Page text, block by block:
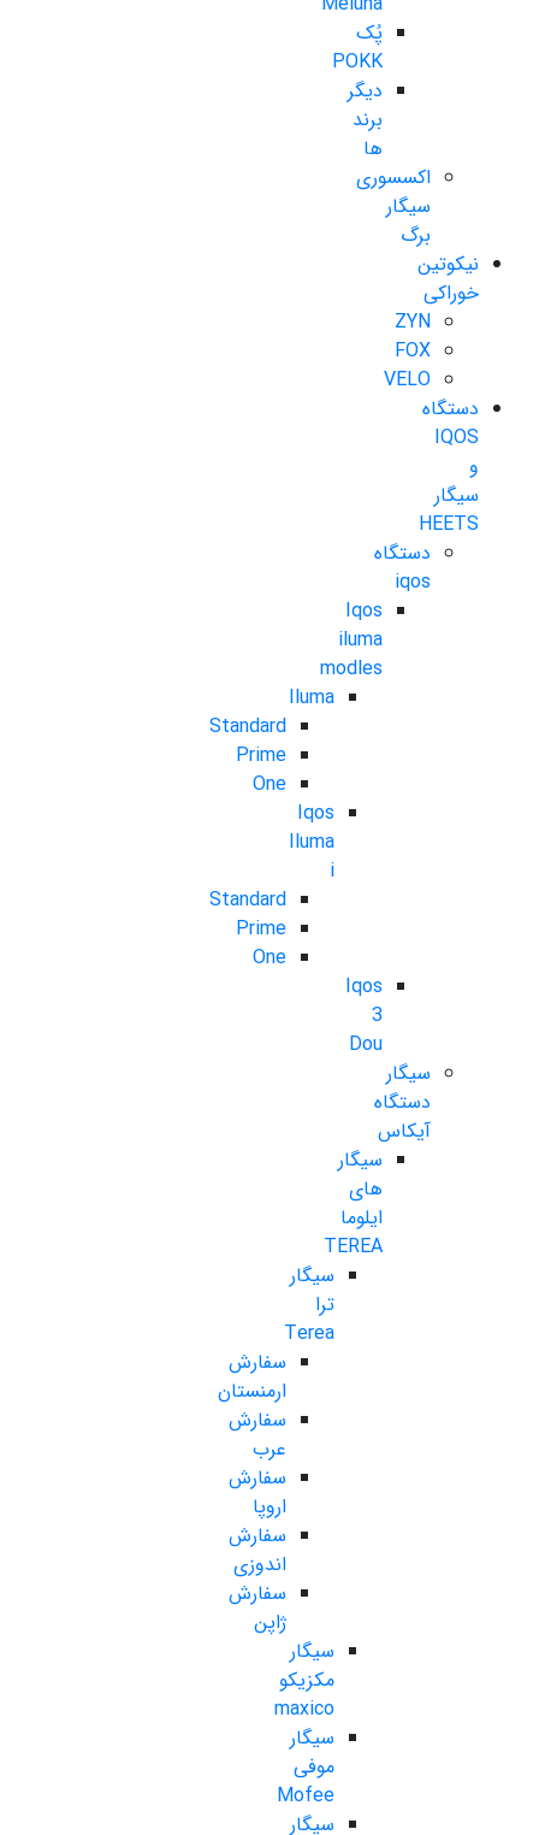
پُک
POKK
دیگر
برند
ها
اکسسوری
سیگار
برگ
نیکوتین
خوراکی
ZYN
FOX
VELO
دستگاه
IQOS
و
سیگار
HEETS
دستگاه
iqos
Iqos
iluma
modles
Iluma
Standard
Prime
One
Iqos
Iluma
i
Standard
Prime
One
Iqos
3
Dou
سیگار
دستگاه
آیکاس
سیگار
های
ایلوما
TEREA
سیگار
ترا
Terea
سفارش
ارمنستان
سفارش
عرب
سفارش
اروپا
سفارش
اندوزی
سفارش
ژاپن
سیگار
مکزیکو
maxico
سیگار
موفی
Mofee
سیگار